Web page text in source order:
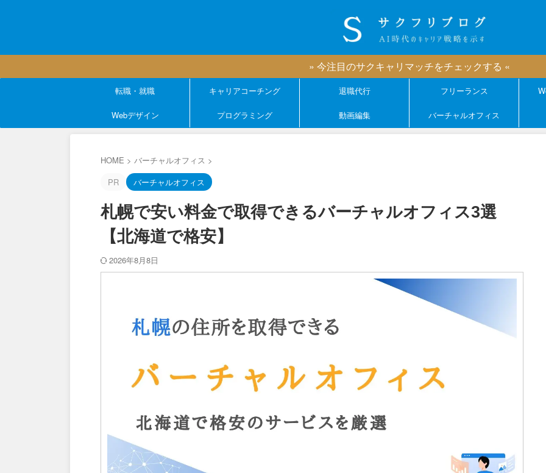
» 今注目のサクキャリマッチをチェックする «
転職・就職 キャリアコーチング 退職代行 フリーランス
Webデザイン プログラミング 動画編集 バーチャルオフィス
HOME > バーチャルオフィス >
PR
バーチャルオフィス
札幌で安い料金で取得できるバーチャルオフィス3選
【北海道で格安】
2026年8月8日